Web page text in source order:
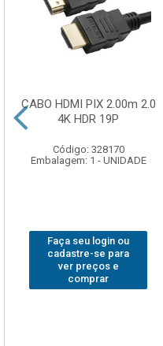
CABO HDMI PIX 2.00m 2.0
4K HDR 19P
Código: 328170
Embalagem: 1 - UNIDADE
Faça seu login ou
cadastre-se para
ver preços e
comprar